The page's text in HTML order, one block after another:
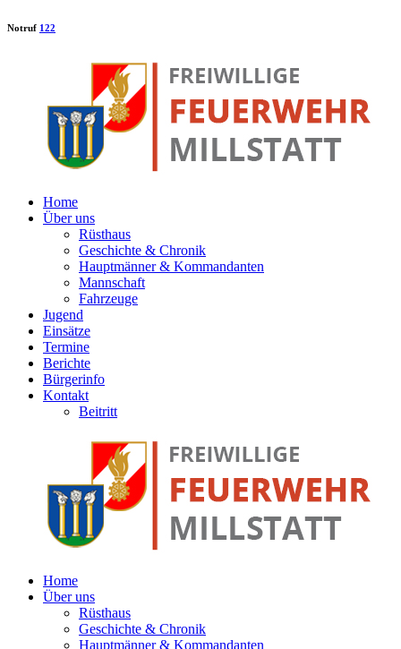
Notruf 122
Home
Über uns
Rüsthaus
Geschichte & Chronik
Hauptmänner & Kommandanten
Mannschaft
Fahrzeuge
Jugend
Einsätze
Termine
Berichte
Bürgerinfo
Kontakt
Beitritt
Home
Über uns
Rüsthaus
Geschichte & Chronik
Hauptmänner & Kommandanten